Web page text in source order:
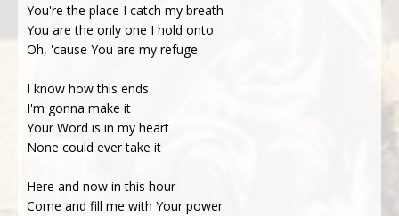
You're the place I catch my breath
You are the only one I hold onto
Oh, 'cause You are my refuge
I know how this ends
I'm gonna make it
Your Word is in my heart
None could ever take it
Here and now in this hour
Come and fill me with Your power